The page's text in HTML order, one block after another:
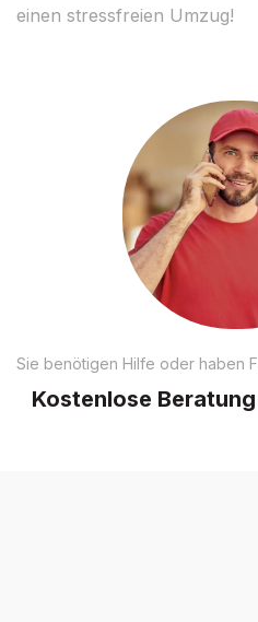
einen stressfreien Umzug!
Sie benötigen Hilfe oder haben
Kostenlose